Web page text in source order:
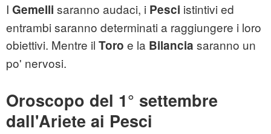
I Gemelli saranno audaci, i Pesci istintivi ed
entrambi saranno determinati a raggiungere i loro
obiettivi. Mentre il Toro e la Bilancia saranno un
po' nervosi.
Oroscopo del 1° settembre
dall'Ariete ai Pesci